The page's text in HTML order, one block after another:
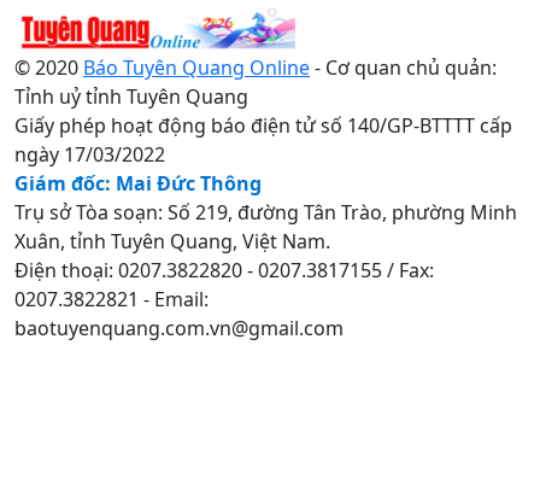
© 2020 Báo Tuyên Quang Online- Cơ quan chủ quản:
Tỉnh uỷ tỉnh Tuyên Quang
Giấy phép hoạt động báo điện tử số 140/GP-BTTTT cấp
ngày 17/03/2022
Giám đốc: Mai Đức Thông
Trụ sở Tòa soạn: Số 219, đường Tân Trào, phường Minh
Xuân, tỉnh Tuyên Quang, Việt Nam.
Điện thoại: 0207.3822820 - 0207.3817155 / Fax:
0207.3822821 - Email:
baotuyenquang.com.vn@gmail.com